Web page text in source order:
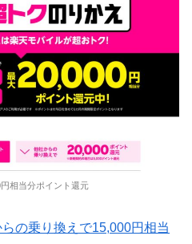
相当分ポイント還元
の乗り換えで15,000円相当